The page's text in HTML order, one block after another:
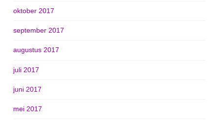
oktober 2017
september 2017
augustus 2017
juli 2017
juni 2017
mei 2017